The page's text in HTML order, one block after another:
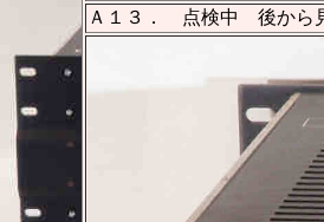
Ａ１３． 点検中 後から